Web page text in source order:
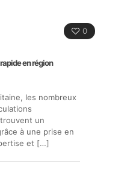
0
en région
les nombreux
un
à une prise en
et […]